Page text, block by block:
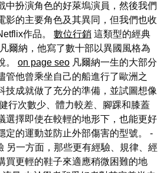
中扮演角色的好萊塢演員，然後我們
影的主要角色及其異同，但我們也收
作品。 數位行銷 這類型的經典
爾納，他寫了數十部以異國風格為
。 on page seo 凡爾納一生的大部分
管他曾乘坐自己的船進行了歐洲之
技成就做了充分的準備，並試圖想像
行次數少、體力較差、腳踝和膝蓋
選擇即使在較輕的地形下，也能更好
定的運動並防止外部傷害的型號。 -
另一方面，那些更有經驗、規律、經
買更輕的鞋子來適應稍微困難的地